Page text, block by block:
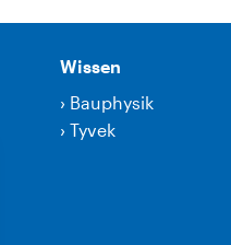
Wissen
› Bauphysik
› Tyvek